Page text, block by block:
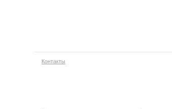
Контакты